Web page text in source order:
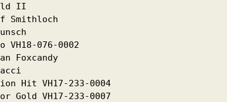
II
Smithloch
076-0002
Foxcandy
Hit VH17-233-0004
Gold VH17-233-0007